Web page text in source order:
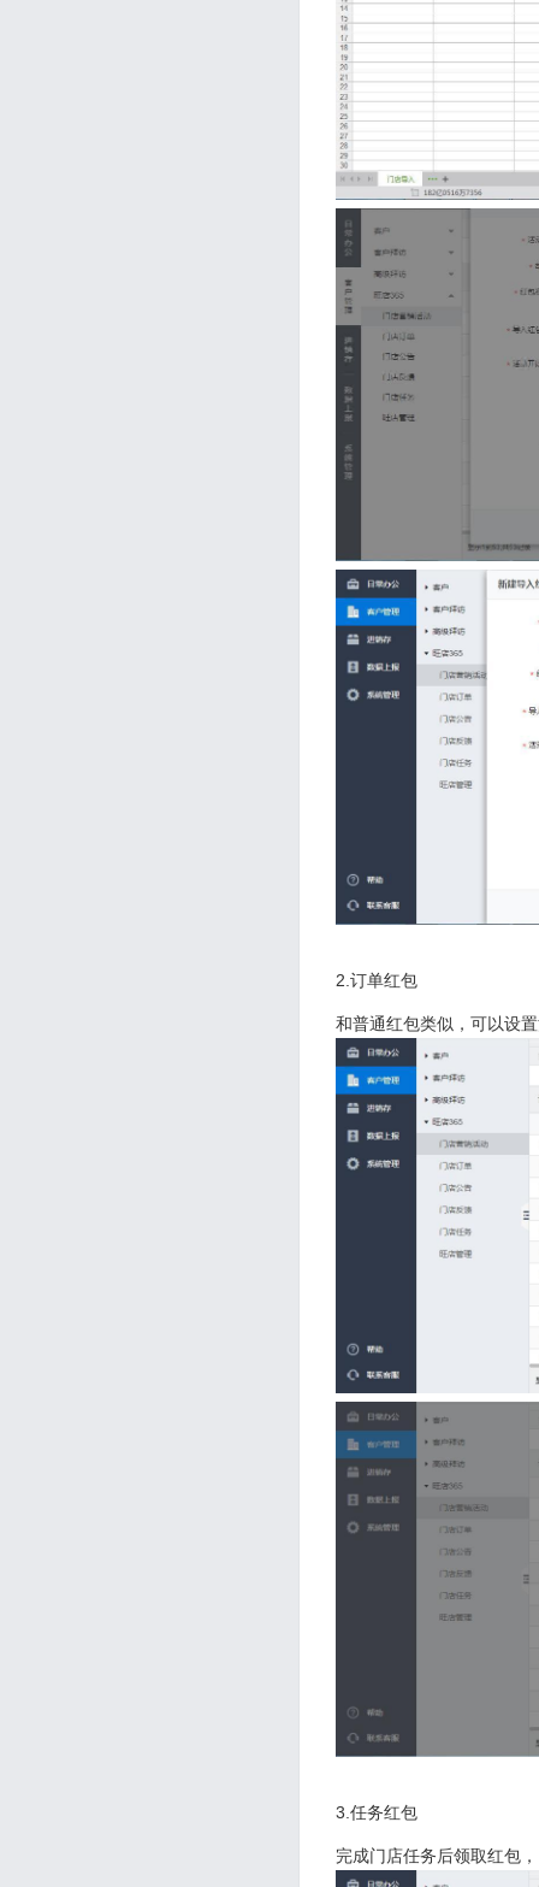
2.订单红包
和普通红包类似，可以设
3.任务红包
完成门店任务后领取红包